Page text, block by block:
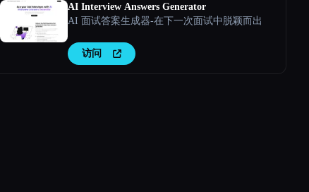
AI Interview Answers Generator
AI 面试答案生成器-在下一次面试中脱颖而出
访问